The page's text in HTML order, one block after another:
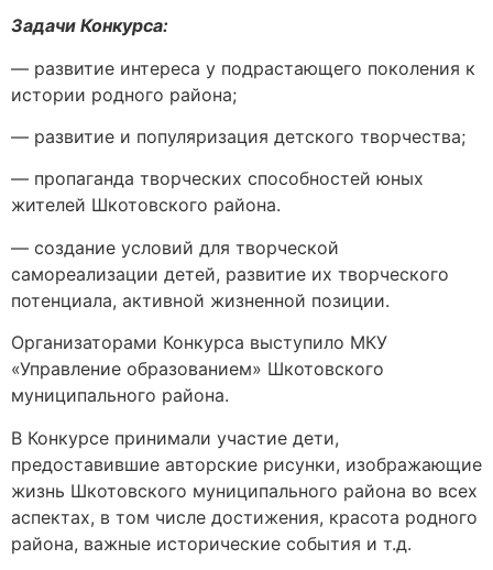
Задачи Конкурса:
— развитие интереса у подрастающего поколения к
истории родного района;
— развитие и популяризация детского творчества;
— пропаганда творческих способностей юных
жителей Шкотовского района.
— создание условий для творческой
самореализации детей, развитие их творческого
потенциала, активной жизненной позиции.
Организаторами Конкурса выступило МКУ
«Управление образованием» Шкотовского
муниципального района.
В Конкурсе принимали участие дети,
предоставившие авторские рисунки, изображающие
жизнь Шкотовского муниципального района во всех
аспектах, в том числе достижения, красота родного
района, важные исторические события и т.д.